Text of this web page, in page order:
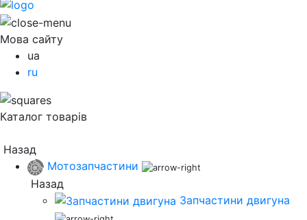
Мова сайту
ua
ru
Каталог товарів
Назад
Мотозапчастини
Назад
Запчастини двигуна